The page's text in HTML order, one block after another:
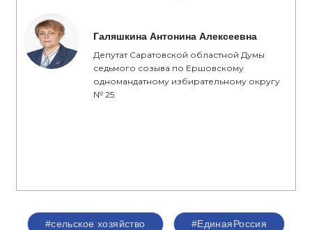
Галяшкина Антонина Алексеевна
Депутат Саратовской областной Думы
седьмого созыва по Ершовскому
одномандатному избирательному округу
№ 25
#сельское хозяйство #ЕдинаяРоссия